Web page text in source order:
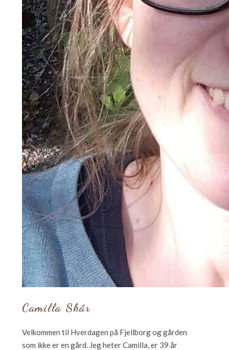
Camilla Skår
Velkommen til Hverdagen på Fjellborg og gården
som ikke er en gård. Jeg heter Camilla, er 39 år